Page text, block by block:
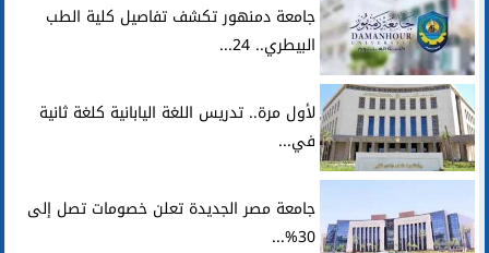
جامعة دمنهور تكشف تفاصيل كلية الطب
البيطري.. 24...
لأول مرة.. تدريس اللغة اليابانية كلغة ثانية
في...
جامعة مصر الجديدة تعلن خصومات تصل إلى
30%...